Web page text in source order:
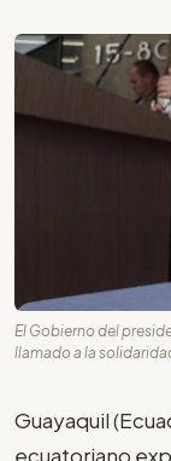
El Gobierno del
llamado a la
Guayaquil
ecuatoriano